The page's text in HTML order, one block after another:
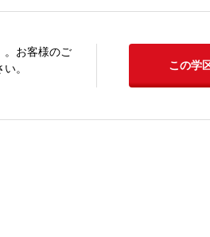
。お客様のご
。
この学